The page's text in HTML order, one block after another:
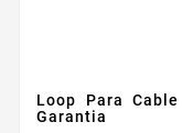
Loop Para
Garantia